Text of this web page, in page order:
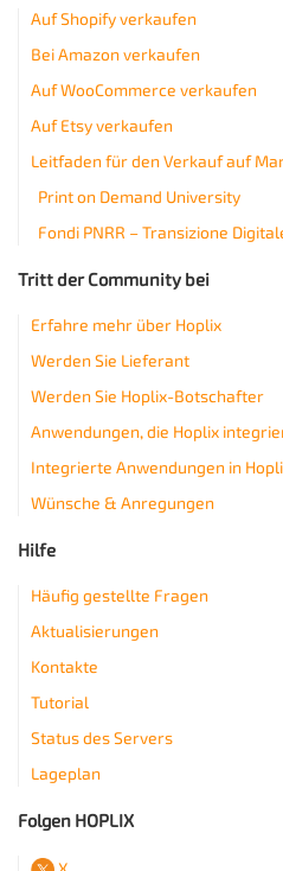
Auf Shopify verkaufen
Bei Amazon verkaufen
Auf WooCommerce verkaufen
Auf Etsy verkaufen
Leitfaden für den Verkauf auf
Print on Demand University
Fondi PNRR – Transizione
Tritt der Community bei
Erfahre mehr über Hoplix
Werden Sie Lieferant
Werden Sie Hoplix-Botschafter
Anwendungen, die Hoplix
Integrierte Anwendungen in
Wünsche & Anregungen
Hilfe
Häufig gestellte Fragen
Aktualisierungen
Kontakte
Tutorial
Status des Servers
Lageplan
Folgen HOPLIX